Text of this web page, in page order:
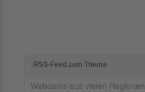
RSS-Feed zum Thema
Webcams aus vielen Regionen